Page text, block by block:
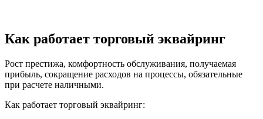
Как работает торговый эквайринг
Рост престижа, комфортность обслуживания, получаемая
прибыль, сокращение расходов на процессы, обязательные
при расчете наличными.
Как работает торговый эквайринг: